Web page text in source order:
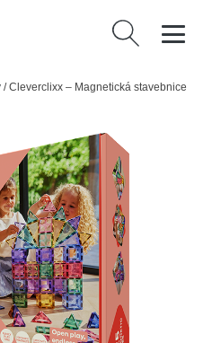
Vyhledávání
/Cleverclixx – Magnetická stavebnice